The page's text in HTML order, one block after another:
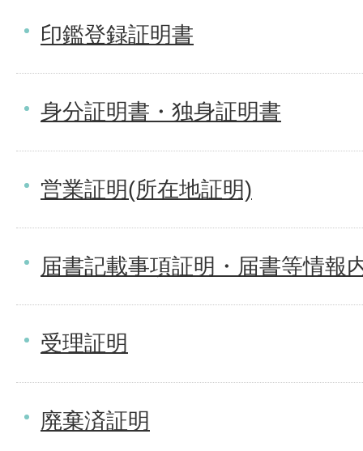
印鑑登録証明書
身分証明書・独身証明書
営業証明(所在地証明)
届書記載事項証明・届書等情報
受理証明
廃棄済証明